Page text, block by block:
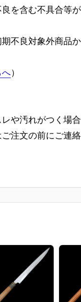
を含む不具合等
不良対象外商品
へ）
や汚れがつく場合
注文の前にご連絡